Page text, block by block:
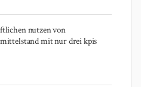
nutzen von
mit nur drei kpis